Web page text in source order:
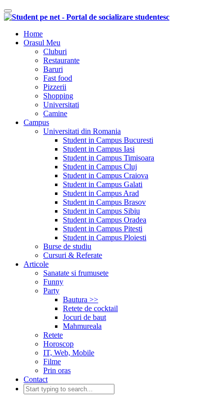
Comutare navigare
Home
Orasul Meu
Cluburi
Restaurante
Baruri
Fast food
Pizzerii
Shopping
Universitati
Camine
Campus
Universitati din Romania
Student in Campus Bucuresti
Student in Campus Iasi
Student in Campus Timisoara
Student in Campus Cluj
Student in Campus Craiova
Student in Campus Galati
Student in Campus Arad
Student in Campus Brasov
Student in Campus Sibiu
Student in Campus Oradea
Student in Campus Pitesti
Student in Campus Ploiesti
Burse de studiu
Cursuri & Referate
Articole
Sanatate si frumusete
Funny
Party
Bautura >>
Retete de cocktail
Jocuri de baut
Mahmureala
Retete
Horoscop
IT, Web, Mobile
Filme
Prin oras
Contact